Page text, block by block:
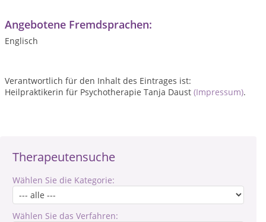
Therapeutensuche
Wählen Sie die Kategorie:
Wählen Sie das Verfahren:
Angebotene Fremdsprachen:
Englisch
Verantwortlich für den Inhalt des Eintrages ist:
Heilpraktikerin für Psychotherapie Tanja Daust (Impressum).